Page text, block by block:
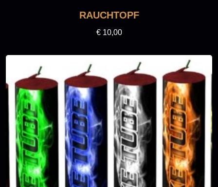
RAUCHTOPF
€10,00